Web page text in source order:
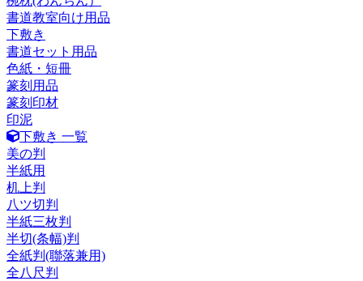
書道教室向け用品
下敷き
書道セット用品
色紙・短冊
篆刻用品
篆刻印材
印泥
下敷き 一覧
美の判
半紙用
机上判
八ツ切判
半紙三枚判
半切(条幅)判
全紙判(聯落兼用)
全八尺判